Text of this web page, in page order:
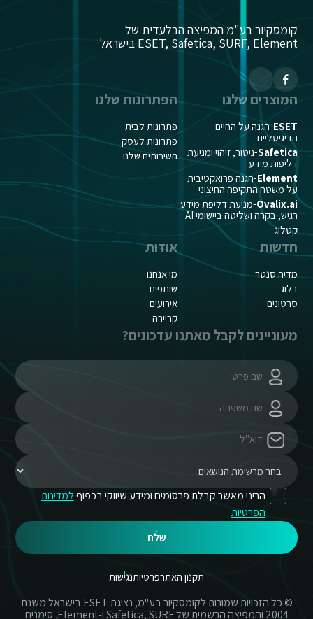
קומסקיור בע"מ המפיצה הבלעדית של
ESET, Safetica, SURF, Element בישראל
המוצרים שלנו
ESET-הגנה על החיים
הדיגיטליים
Safetica-ניטור, זיהוי ומניעת
דליפות מידע
Element-הגנה פרואקטיבית
על משטח התקיפה החיצוני
Ovalix.ai-מניעת דליפת מידע
רגיש, בקרה ושליטה ביישומי AI
קטלוג
הפתרונות שלנו
פתרונות לבית
פתרונות לעסק
השירותים שלנו
חדשות
מדיה סנטר
בלוג
סרטונים
אודות
מי אנחנו
שותפים
אירועים
קריירה
מעוניינים לקבל מאתנו עדכונים?
הריני מאשר קבלת פרסומים ומידע שיווקי בכפוףלמדינות
הפרטיות
שלח
תקנון האתרפרטיותנגישות
© כל הזכויות שמורות לקומסקיור בע"מ, נציגת ESET בישראל משנת
2004 והמפיצה הרשמית של Safetica, SURF ו-Element. סימנים